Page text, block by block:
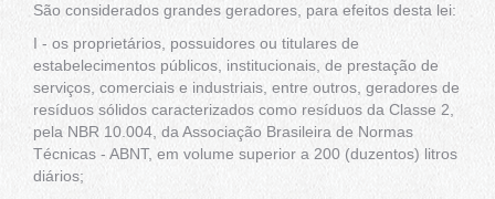
São considerados grandes geradores, para efeitos desta lei:
I - os proprietários, possuidores ou titulares de
estabelecimentos públicos, institucionais, de prestação de
serviços, comerciais e industriais, entre outros, geradores de
resíduos sólidos caracterizados como resíduos da Classe 2,
pela NBR 10.004, da Associação Brasileira de Normas
Técnicas - ABNT, em volume superior a 200 (duzentos) litros
diários;